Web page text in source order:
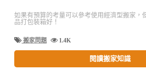
如果有預算的考量可以參考使用經濟型搬家，
品打包裝箱好！
搬家問題 1.4K
閱讀搬家知識